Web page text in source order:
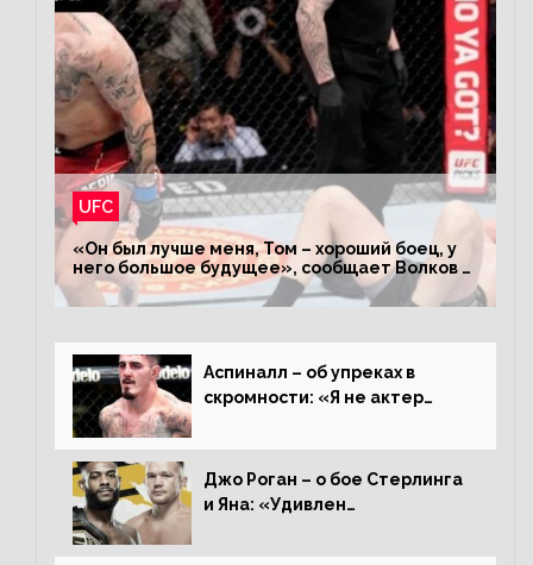
UFC
«Он был лучше меня, Том – хороший боец, у
него большое будущее», сообщает Волков –
о поражении Аспиналлу
Аспиналл – об упреках в
скромности: «Я не актер
дерьмо»
Джо Роган – о бое Стерлинга
и Яна: «Удивлен
Алджамейн определенно